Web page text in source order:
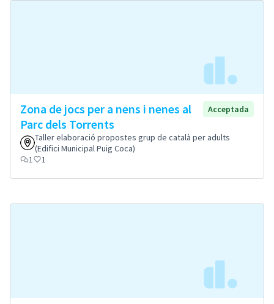
Zona de jocs per a nens i nenes al
Parc dels Torrents
Acceptada
Taller elaboració propostes grup de català per adults
(Edifici Municipal Puig Coca)
1
1